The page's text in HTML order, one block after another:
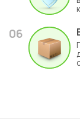
06